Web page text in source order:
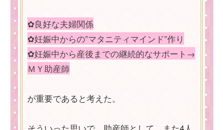
✿良好な夫婦関係
✿妊娠中からの”マタニティマインド”作り
✿妊娠中から産後までの継続的なサポート→
ＭＹ助産師
が重要であると考えた。